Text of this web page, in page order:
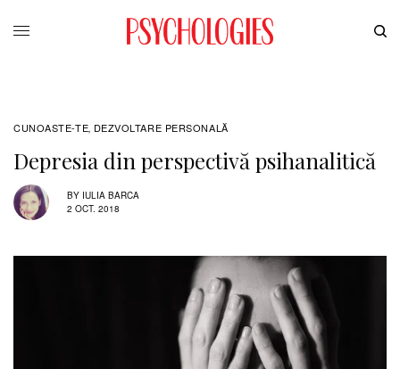
CUNOASTE-TE, DEZVOLTARE PERSONALĂ
Depresia din perspectivă psihanalitică
BY IULIA BARCA
2 OCT. 2018